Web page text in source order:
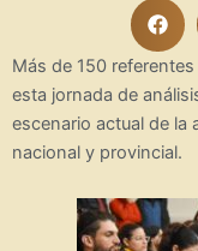
Más de 150
esta jornada de
escenario actual de la
nacional y provincial.